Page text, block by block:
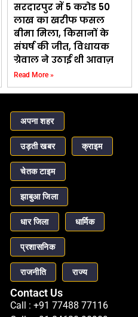
सरदारपुर में 5 करोड 50
लाख का खरीफ फसल
बीमा मिला, किसानों के
संघर्ष की जीत, विधायक
ग्रेवाल ने उठाई थी आवाज़
Read More »
अपना शहर
उड़ती खबर क्राइम
चेतक टाइम
झाबुआ जिला
धार जिला धार्मिक
प्रशासनिक
राजनीति राज्य
Contact Us
Call : +91 77488 77116